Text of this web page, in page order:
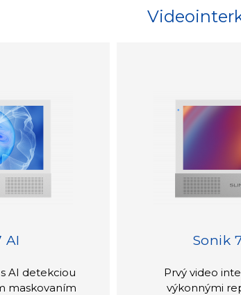
AI
AI detekciou
maskovaním
Sonik
Prvý video
výkonnými